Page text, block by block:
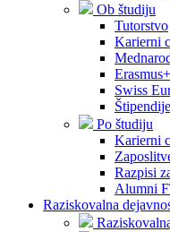
Ob študiju
Tutorstvo
Karierni
Erasmus+
Swiss
Po študiju
Karierni
Razpisi
Alumni
Raziskovalna